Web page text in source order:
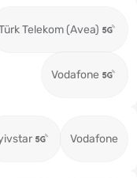
Telekom (Avea)
Vodafone
Vodafone